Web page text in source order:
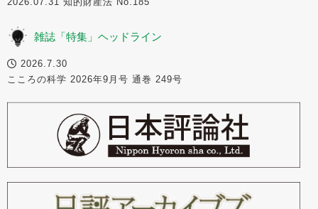
雑誌「特集」ヘッドライン
2026.7.30
こころの科学 2026年9月号 通巻 249号